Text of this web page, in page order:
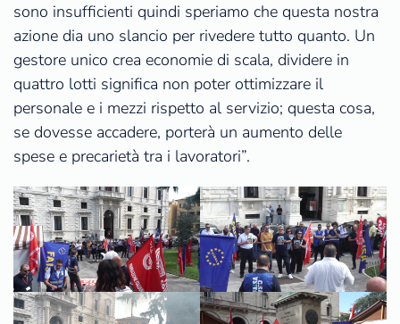
sono insufficienti quindi speriamo che questa nostra
azione dia uno slancio per rivedere tutto quanto. Un
gestore unico crea economie di scala, dividere in
quattro lotti significa non poter ottimizzare il
personale e i mezzi rispetto al servizio; questa cosa,
se dovesse accadere, porterà un aumento delle
spese e precarietà tra i lavoratori”.